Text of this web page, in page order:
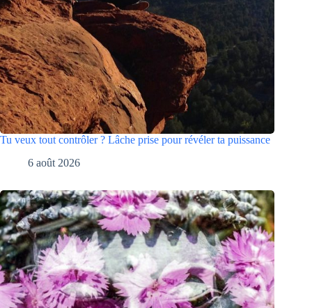
Tu veux tout contrôler ? Lâche prise pour révéler ta puissance
6 août 2026